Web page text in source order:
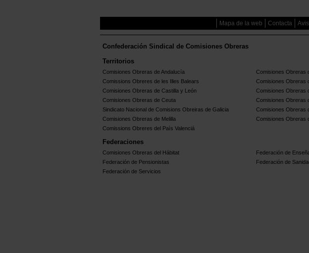
Mapa de la web Contacta
Confederación Sindical de Comisiones Obreras
Territorios
Comisiones Obreras de Andalucía Comisiones Obreras
Comissions Obreres de les Illes Balears
Comisiones Obreras
Comisiones Obreras de Castilla y León
Comisiones Obreras
Comisiones Obreras de Ceuta
Comisiones Obreras
Sindicato Nacional de Comisions Obreiras de Galicia
Comisiones Obreras
Comisiones Obreras de Melilla
Comisiones Obreras
Comissions Obreres del Paìs Valenciá
Federaciones
Comisiones Obreras del Hábitat Federación de
Federación de Pensionistas
Federación de
Federación de Servicios